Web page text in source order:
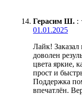
Герасим Ш. :
01.01.2025
Лайк! Заказал
доволен
цвета яркие,
прост и
Поддержка
впечатлён.